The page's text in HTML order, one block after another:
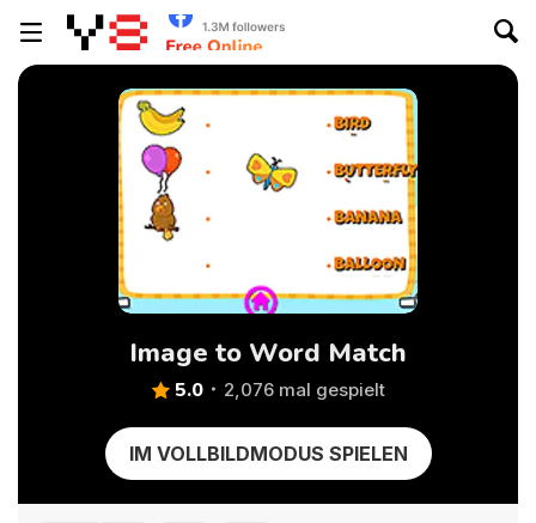
Image to Word Match
5.0 2,076 mal gespielt
IM VOLLBILDMODUS SPIELEN